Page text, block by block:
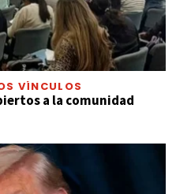
VÍNCULOS
a la comunidad